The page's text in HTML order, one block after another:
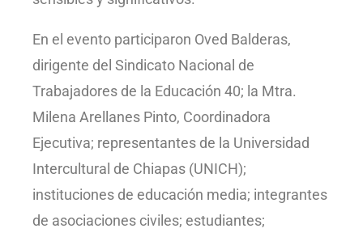
En el evento participaron Oved Balderas,
dirigente del Sindicato Nacional de
Trabajadores de la Educación 40; la Mtra.
Milena Arellanes Pinto, Coordinadora
Ejecutiva; representantes de la Universidad
Intercultural de Chiapas (UNICH);
instituciones de educación media; integrantes
de asociaciones civiles; estudiantes;